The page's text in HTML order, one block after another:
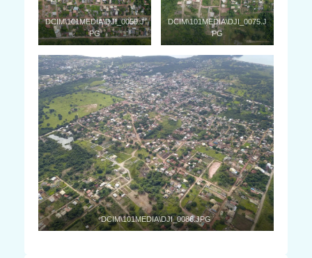
DCIM\101MEDIA\DJI_0059.J
PG
DCIM\101MEDIA\DJI_0075.J
PG
DCIM\101MEDIA\DJI_0086.JPG